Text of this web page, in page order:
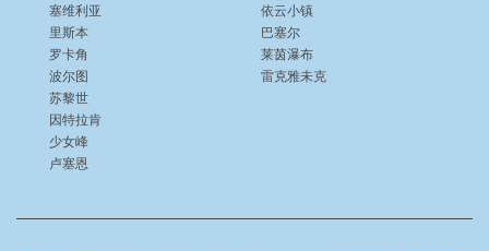
塞维利亚
里斯本
罗卡角
波尔图
苏黎世
因特拉肯
少女峰
卢塞恩
依云小镇
巴塞尔
莱茵瀑布
雷克雅未克